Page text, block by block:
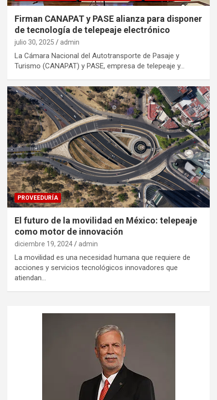
Firman CANAPAT y PASE alianza para disponer
de tecnología de telepeaje electrónico
julio 30, 2025 admin
La Cámara Nacional del Autotransporte de Pasaje y
Turismo (CANAPAT) y PASE, empresa de telepeaje y…
PROVEEDURÍA
El futuro de la movilidad en México: telepeaje
como motor de innovación
diciembre 19, 2024 admin
La movilidad es una necesidad humana que requiere de
acciones y servicios tecnológicos innovadores que
atiendan…